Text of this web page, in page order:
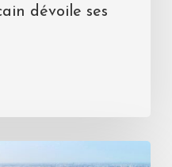
dévoile ses